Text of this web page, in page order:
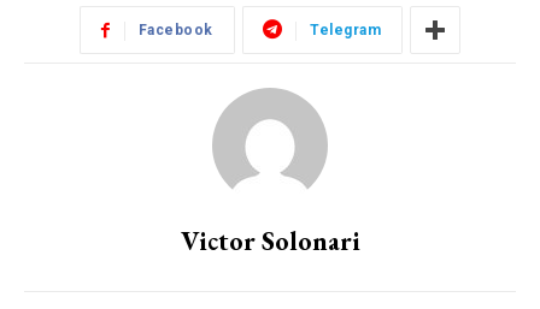
Facebook Telegram
Victor Solonari